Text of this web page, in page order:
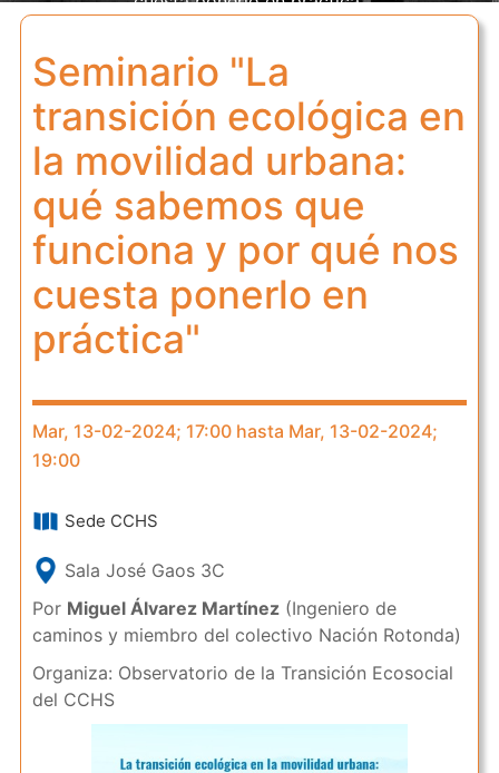
Seminario "La
transición ecológica en
la movilidad urbana:
qué sabemos que
funciona y por qué nos
cuesta ponerlo en
práctica"
Mar, 13-02-2024; 17:00 hasta Mar, 13-02-2024;
19:00
Sede CCHS
Sala José Gaos 3C
Por Miguel Álvarez Martínez(Ingeniero de
caminos y miembro del colectivo Nación Rotonda)
Organiza: Observatorio de la Transición Ecosocial
del CCHS